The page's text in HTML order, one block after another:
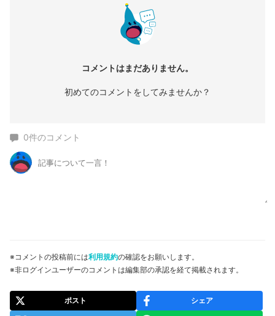
コメントはまだありません。
初めてのコメントをしてみませんか？
0件のコメント
※コメントの投稿前には利用規約の確認をお願いします。
※非ログインユーザーのコメントは編集部の承認を経て掲載されます。
ポスト シェア